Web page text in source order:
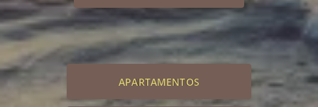
APARTAMENTOS